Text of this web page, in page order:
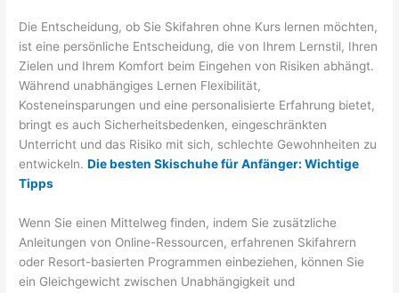
Die Entscheidung, ob Sie Skifahren ohne Kurs lernen möchten,
ist eine persönliche Entscheidung, die von Ihrem Lernstil, Ihren
Zielen und Ihrem Komfort beim Eingehen von Risiken abhängt.
Während unabhängiges Lernen Flexibilität,
Kosteneinsparungen und eine personalisierte Erfahrung bietet,
bringt es auch Sicherheitsbedenken, eingeschränkten
Unterricht und das Risiko mit sich, schlechte Gewohnheiten zu
entwickeln.Die besten Skischuhe für Anfänger: Wichtige
Tipps
Wenn Sie einen Mittelweg finden, indem Sie zusätzliche
Anleitungen von Online-Ressourcen, erfahrenen Skifahrern
oder Resort-basierten Programmen einbeziehen, können Sie
ein Gleichgewicht zwischen Unabhängigkeit und